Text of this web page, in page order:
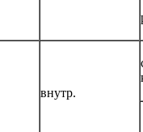
внутр.